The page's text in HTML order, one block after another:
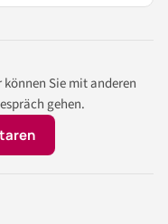
können Sie mit anderen
gehen.